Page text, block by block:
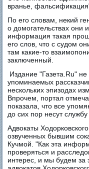
вранье,
По его словам, некий
о домогательствах они
информация такая
его слов, что с судом
там какие-то
заключенный.
Издание "Газета.Ru"
упоминаемых
нескольких эпизодах
Впрочем, портал
показала, что все
до сих пор несут
Адвокаты
озвученных бывшим
Кучмой. "Как эта
проверяться и
интерес, и мы будем за